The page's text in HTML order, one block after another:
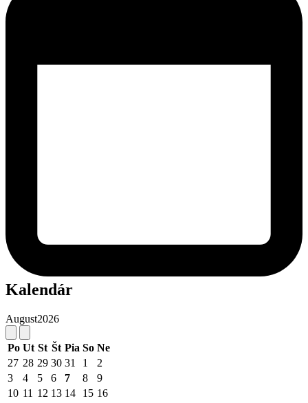
Kalendár
August2026
Po Ut St Št Pia So Ne
27 28 29 30 31 1
2
3
4 5 6 7 8
9
10 11 12 13 14 15 16